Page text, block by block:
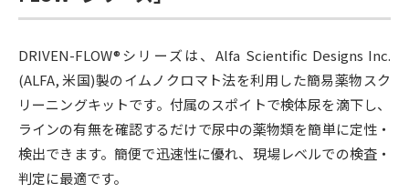
DRIVEN-FLOW®シリーズは、Alfa Scientific Designs Inc.
(ALFA, 米国)製のイムノクロマト法を利用した簡易薬物スク
リーニングキットです。付属のスポイトで検体尿を滴下し、
ラインの有無を確認するだけで尿中の薬物類を簡単に定性・
検出できます。簡便で迅速性に優れ、現場レベルでの検査・
判定に最適です。